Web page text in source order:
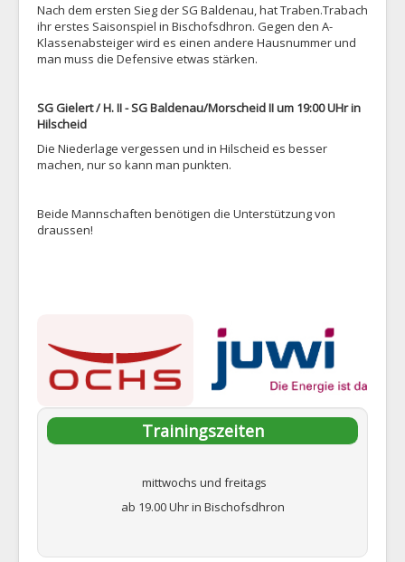
Nach dem ersten Sieg der SG Baldenau, hat Traben.Trabach
ihr erstes Saisonspiel in Bischofsdhron. Gegen den A-
Klassenabsteiger wird es einen andere Hausnummer und
man muss die Defensive etwas stärken.
SG Gielert / H. II - SG Baldenau/Morscheid II um 19:00 UHr in
Hilscheid
Die Niederlage vergessen und in Hilscheid es besser
machen, nur so kann man punkten.
Beide Mannschaften benötigen die Unterstützung von
draussen!
Trainingszeiten
mittwochs und freitags
ab 19.00 Uhr in Bischofsdhron